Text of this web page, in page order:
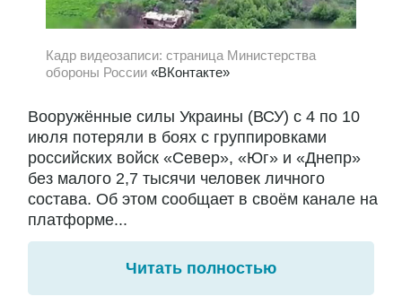
Кадр видеозаписи: страница Министерства
обороны России «ВКонтакте»
Вооружённые силы Украины (ВСУ) с 4 по 10
июля потеряли в боях с группировками
российских войск «Север», «Юг» и «Днепр»
без малого 2,7 тысячи человек личного
состава. Об этом сообщает в своём канале на
платформе...
Читать полностью